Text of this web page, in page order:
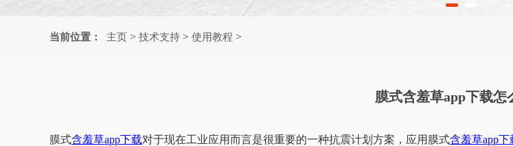
当前位置： 主页 > 技术支持 > 使用教程 >
膜式含羞草app下载怎
膜式含羞草app下载对于现在工业应用而言是很重要的一种抗震计划方案，应用膜式含羞草app下